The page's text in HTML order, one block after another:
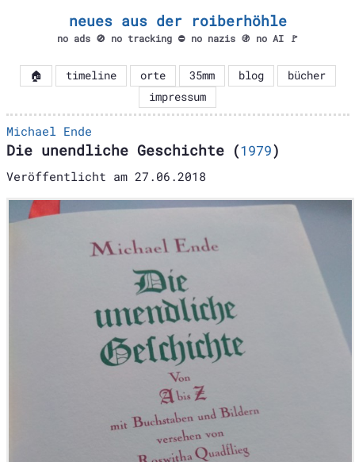
neues aus der roiberhöhle
no ads 🚫 no tracking ⛔ no nazis 🚯 no AI 🚩
🏠 timeline orte 35mm blog
bücher
impressum
Michael Ende
Die unendliche Geschichte(1979)
Veröffentlicht am 27.06.2018